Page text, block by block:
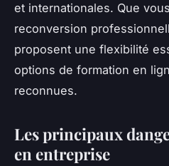
et internationales. Que
reconversion
proposent une flexibilité
options de formation en
reconnues.
Les principaux
en entreprise